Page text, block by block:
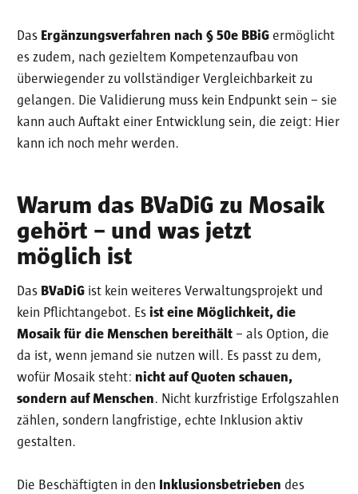
Das Ergänzungsverfahren nach § 50e BBiG ermöglicht
es zudem, nach gezieltem Kompetenzaufbau von
überwiegender zu vollständiger Vergleichbarkeit zu
gelangen. Die Validierung muss kein Endpunkt sein – sie
kann auch Auftakt einer Entwicklung sein, die zeigt: Hier
kann ich noch mehr werden.
Warum das BVaDiG zu Mosaik
gehört – und was jetzt
möglich ist
Das BVaDiG ist kein weiteres Verwaltungsprojekt und
kein Pflichtangebot. Es ist eine Möglichkeit, die
Mosaik für die Menschen bereithält – als Option, die
da ist, wenn jemand sie nutzen will. Es passt zu dem,
wofür Mosaik steht: nicht auf Quoten schauen,
sondern auf Menschen. Nicht kurzfristige Erfolgszahlen
zählen, sondern langfristige, echte Inklusion aktiv
gestalten.
Die Beschäftigten in den Inklusionsbetrieben des